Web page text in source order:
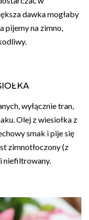
dawka mogłaby
pijemy na zimno,
wyłącznie tran,
Olej z wiesiołka z
smak i pije się
zimnotłoczony (z
niefiltrowany.